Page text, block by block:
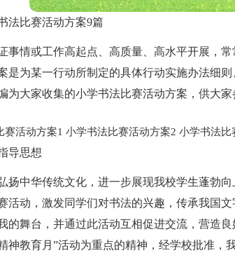
法比赛活动方案9篇
事情或工作高起点、高质量、高水平开展，
是为某一行动所制定的具体行动实施办法细
为大家收集的小学书法比赛活动方案，供大
赛活动方案1
导思想
扬中华传统文化，进一步展现我校学生蓬勃
活动，激发同学们对书法的兴趣，传承我国
的舞台，并通过此活动互相促进交流，营造
神教育月”活动为重点的精神，经学校批准，
小学书法比赛活动方案2 小学书法比